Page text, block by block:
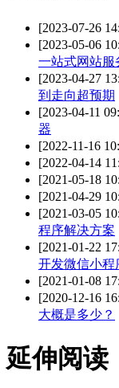
[2023-07-26
[2023-05-06
一站式网站
[2023-04-27
到走向超预期
[2023-04-11
器
[2022-11-16
[2022-04-14
[2021-05-18
[2021-04-29
[2021-03-05
程序解决方案
[2021-01-22
开发微信小程
[2021-01-08
[2020-12-16
大概是多少？
延伸阅读